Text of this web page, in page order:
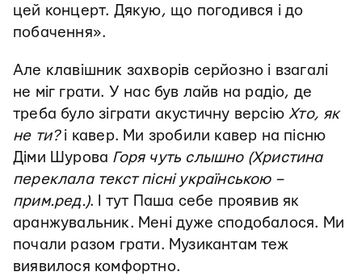
цей концерт. Дякую, що погодився і до
побачення».
Але клавішник захворів серйозно і взагалі
не міг грати. У нас був лайв на радіо, де
треба було зіграти акустичну версіюХто, як
не ти?і кавер. Ми зробили кавер на пісню
Діми Шурова Горя чуть слышно (Христина
переклала текст пісні українською –
прим.ред.). І тут Паша себе проявив як
аранжувальник. Мені дуже сподобалося. Ми
почали разом грати. Музикантам теж
виявилося комфортно.